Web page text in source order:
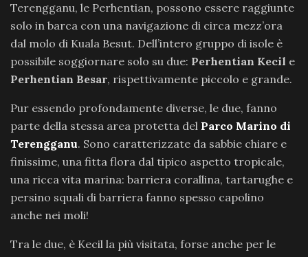
Terengganu, le Perhentian, possono essere raggiunte
solo in barca con una navigazione di circa mezz’ora
dal molo di Kuala Besut. Dell’intero gruppo di isole è
possibile soggiornare solo su due: Perhentian Kecil e
Perhentian Besar, rispettivamente piccolo e grande.
Pur essendo profondamente diverse, le due, fanno
parte della stessa area protetta del Parco Marino di
Terengganu. Sono caratterizzate da sabbie chiare e
finissime, una fitta flora dal tipico aspetto tropicale,
una ricca vita marina: barriera corallina, tartarughe e
persino squali di barriera fanno spesso capolino
anche nei moli!
Tra le due, è Kecil la più visitata, forse anche per le